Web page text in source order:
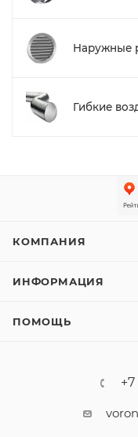
Наружные
Гибкие
КОМПАНИЯ
ИНФОРМАЦИЯ
ПОМОЩЬ